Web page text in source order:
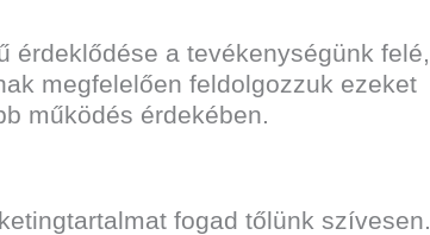
érdeklődése a tevékenységünk felé,
megfelelően feldolgozzuk ezeket
működés érdekében.
fogad tőlünk szívesen.